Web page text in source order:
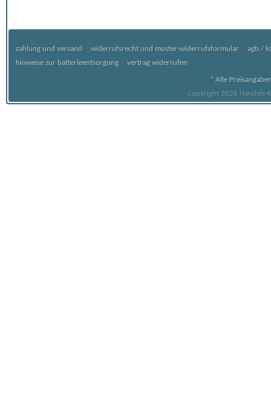
zahlung und versand widerrufsrecht und muster-widerrufsformular
agb /
hinweise zur batterieentsorgung
vertrag widerrufen
* Alle
Copyright 2026 Handels-